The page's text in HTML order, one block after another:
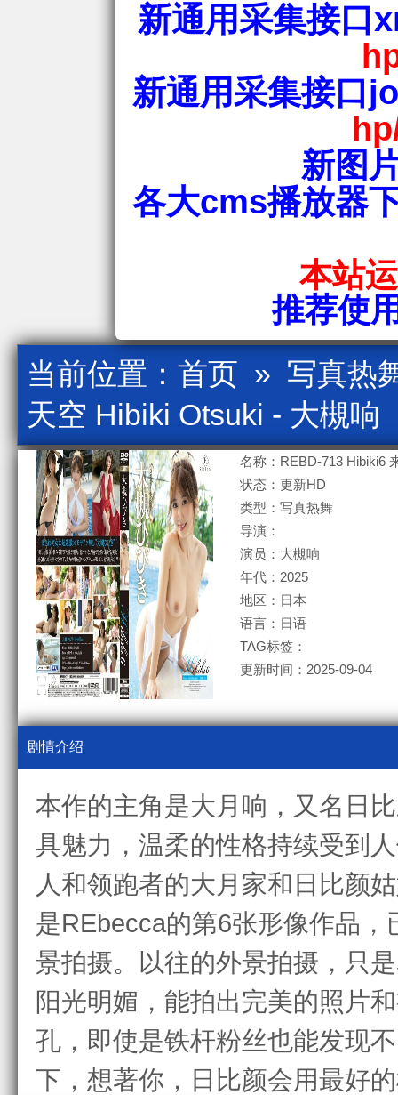
新通用采集接口
新通用采集接口
新图
各大cms播放器
本站
推荐使
当前位置： 首页 » 写真热
天空 Hibiki Otsuki - 大槻响
名称：REBD-713 Hibiki6
状态：更新HD
类型：写真热舞
导演：
演员：大槻响
年代：2025
地区：日本
语言：日语
TAG标签：
更新时间：2025-09-04
剧情介绍
本作的主角是大月响，又名日
具魅力，温柔的性格持续受到
人和领跑者的大月家和日比颜
是REbecca的第6张形像作品
景拍摄。以往的外景拍摄，只
阳光明媚，能拍出完美的照片
孔，即使是铁杆粉丝也能发现
下，想著你，日比颜会用最好